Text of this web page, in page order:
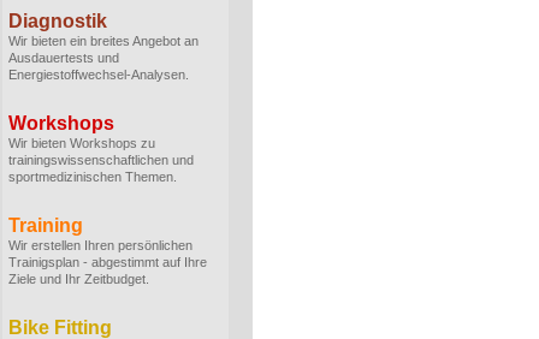
Diagnostik
Wir bieten ein breites Angebot an
Ausdauertests und
Energiestoffwechsel-Analysen.
Workshops
Wir bieten Workshops zu
trainingswissenschaftlichen und
sportmedizinischen Themen.
Training
Wir erstellen Ihren persönlichen
Trainigsplan - abgestimmt auf Ihre
Ziele und Ihr Zeitbudget.
Bike Fitting